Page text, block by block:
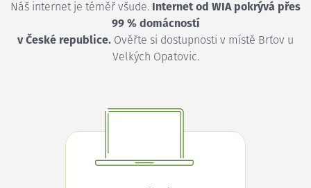
Náš internet je téměř všude. Internet od WIA pokrývá přes
99 % domácností
v České republice. Ověřte si dostupnosti v místě Brťov u
Velkých Opatovic.